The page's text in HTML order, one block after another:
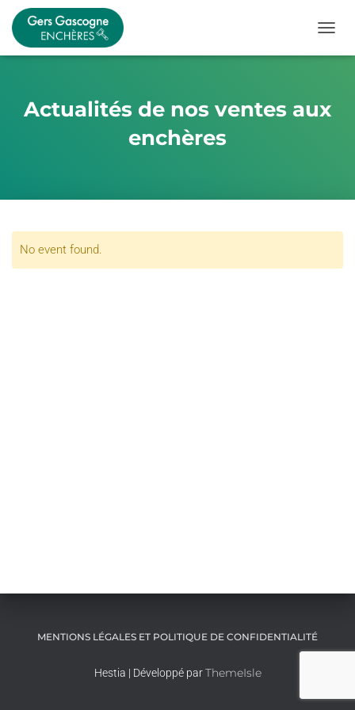
Actualités de nos ventes aux
enchères
No event found.
MENTIONS LÉGALES ET POLITIQUE DE CONFIDENTIALITÉ
Hestia | Développé parThemeIsle